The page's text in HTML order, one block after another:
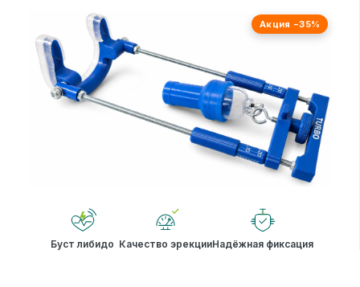
Акция −35%
Буст либидо Качество эрекцииНадёжная фиксация